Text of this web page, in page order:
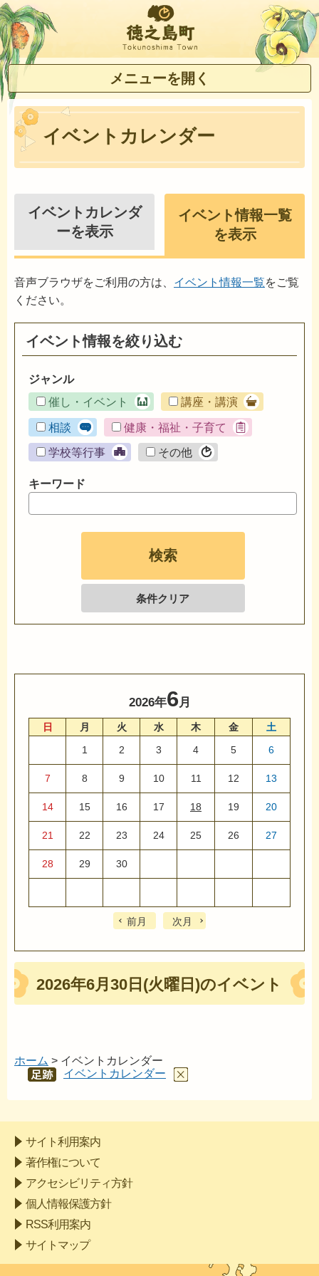
徳之島町
メニューを開く
イベントカレンダー
イベントカレンダ
ーを表示
イベント情報一覧
を表示
音声ブラウザをご利用の方は、 イベント情報一覧をご覧
ください。
イベント情報を絞り込む
ジャンル
催し・イベント
講座・講演
相談 健康・福祉・子育て
学校等行事 その他
キーワード
条件クリア
2026年6 月
日 月 火 水 木 金
土
1
2 3 4 5 6
7 8 9 10 11 12 13
14 15 16 17 18 19 20
21 22 23 24 25 26 27
28 29 30
前月 次月
2026年6月30日(火曜日)のイベント
ホーム > イベントカレンダー
あし
イベントカレンダー
サイト利用案内
著作権について
アクセシビリティ方針
個人情報保護方針
RSS利用案内
サイトマップ